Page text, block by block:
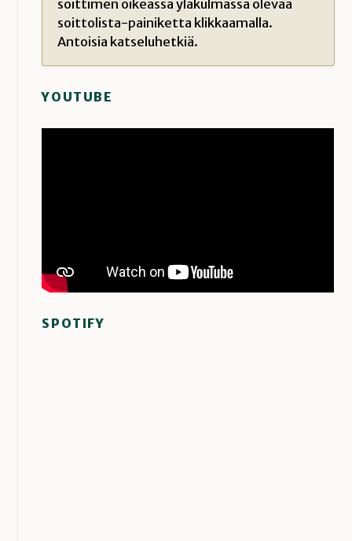
soittimen oikeassa yläkulmassa olevaa
soittolista-painiketta klikkaamalla.
Antoisia katseluhetkiä.
YOUTUBE
SPOTIFY